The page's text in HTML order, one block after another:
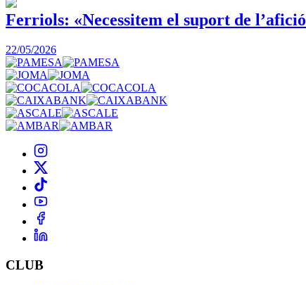
Ferriols: «Necessitem el suport de
22/05/2026
CLUB